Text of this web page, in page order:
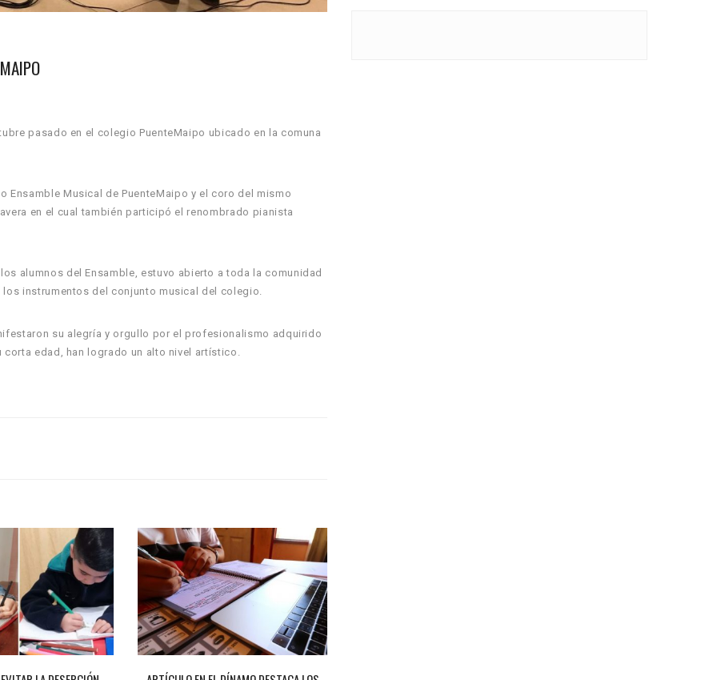
pasado en el colegio PuenteMaipo ubicado en la comuna
Musical de PuenteMaipo y el coro del mismo
en el cual también participó el renombrado pianista
alumnos del Ensamble, estuvo abierto a toda la comunidad
instrumentos del conjunto musical del colegio.
su alegría y orgullo por el profesionalismo adquirido
edad, han logrado un alto nivel artístico.